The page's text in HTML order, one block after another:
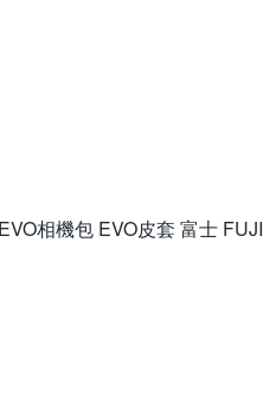
相機包 EVO皮套 富士 FUJI